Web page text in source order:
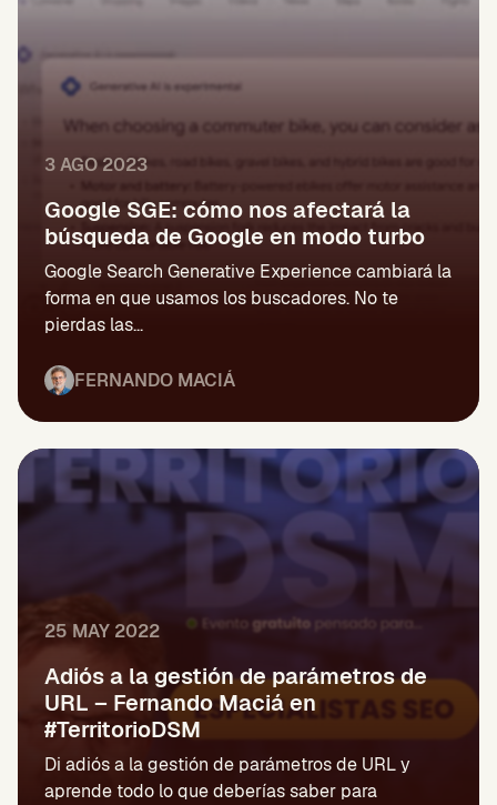
3 AGO 2023
Google SGE: cómo nos afectará la
búsqueda de Google en modo turbo
Google Search Generative Experience cambiará la
forma en que usamos los buscadores. No te
pierdas las...
FERNANDO MACIÁ
25 MAY 2022
Adiós a la gestión de parámetros de
URL – Fernando Maciá en
#TerritorioDSM
Di adiós a la gestión de parámetros de URL y
aprende todo lo que deberías saber para